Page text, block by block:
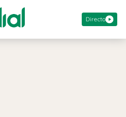
Directo